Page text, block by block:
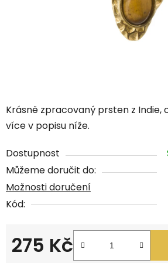
Krásně zpracovaný prsten z Indie,
více v popisu níže.
Dostupnost
Můžeme doručit do:
Možnosti doručení
Kód:
275 Kč